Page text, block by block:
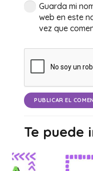
Guarda mi
web en este
vez que
PUBLICAR EL
Te puede